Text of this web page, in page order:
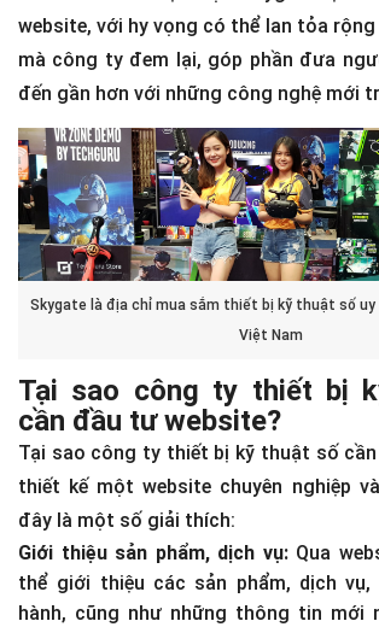
website, với hy vọng có thể lan tỏa
mà công ty đem lại, góp phần đưa
đến gần hơn với những công nghệ mới
Skygate là địa chỉ mua sắm thiết bị kỹ thuật số uy
Việt Nam
Tại sao công ty thiết bị
cần đầu tư website?
Tại sao công ty thiết bị kỹ thuật số
thiết kế một website chuyên nghiệp
đây là một số giải thích:
Giới thiệu sản phẩm, dịch vụ:Qua
thể giới thiệu các sản phẩm, dịch vụ,
hành, cũng như những thông tin mới